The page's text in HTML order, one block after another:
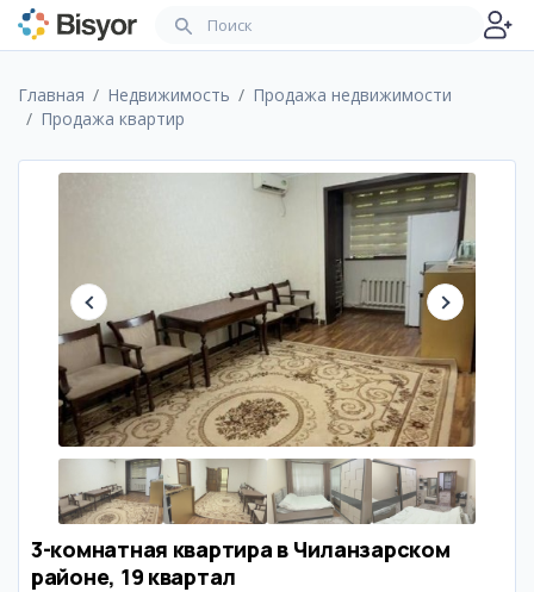
Главная Недвижимость
Продажа недвижимости
Продажа квартир
3-комнатная квартира в Чиланзарском
районе, 19 квартал